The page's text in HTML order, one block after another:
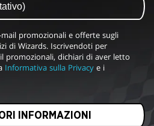
mail promozionali e offerte sugli
di Wizards. Iscrivendoti per
promozionali, dichiari di aver letto
Informativa sulla Privacy e i
INFORMAZIONI